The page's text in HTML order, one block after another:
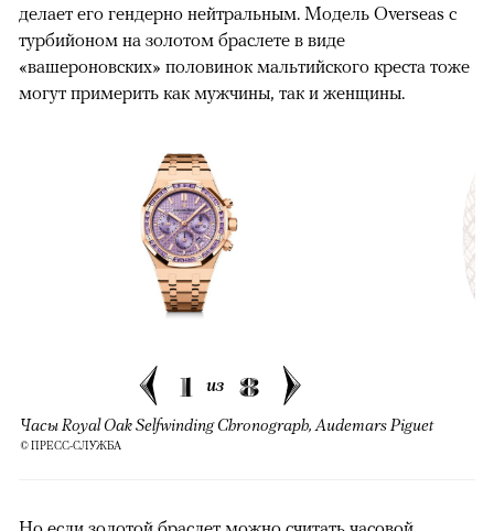
делает его гендерно нейтральным. Модель Overseas с
турбийоном на золотом браслете в виде
«вашероновских» половинок мальтийского креста тоже
могут примерить как мужчины, так и женщины.
1 из 8
Часы Royal Oak Selfwinding Chronograph, Audemars Piguet
© ПРЕСС-СЛУЖБА